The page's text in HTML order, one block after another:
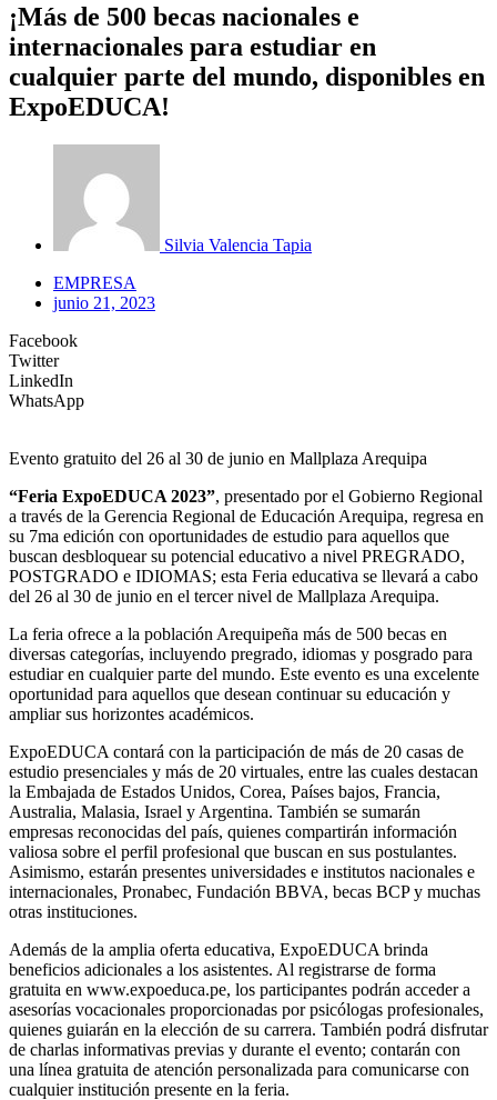
¡Más de 500 becas nacionales e
internacionales para estudiar en
cualquier parte del mundo, disponibles en
ExpoEDUCA!
Silvia Valencia Tapia
EMPRESA
junio 21, 2023
Facebook
Twitter
LinkedIn
WhatsApp
Evento gratuito del 26 al 30 de junio en Mallplaza Arequipa
“Feria ExpoEDUCA 2023”, presentado por el Gobierno Regional
a través de la Gerencia Regional de Educación Arequipa, regresa en
su 7ma edición con oportunidades de estudio para aquellos que
buscan desbloquear su potencial educativo a nivel PREGRADO,
POSTGRADO e IDIOMAS; esta Feria educativa se llevará a cabo
del 26 al 30 de junio en el tercer nivel de Mallplaza Arequipa.
La feria ofrece a la población Arequipeña más de 500 becas en
diversas categorías, incluyendo pregrado, idiomas y posgrado para
estudiar en cualquier parte del mundo. Este evento es una excelente
oportunidad para aquellos que desean continuar su educación y
ampliar sus horizontes académicos.
ExpoEDUCA contará con la participación de más de 20 casas de
estudio presenciales y más de 20 virtuales, entre las cuales destacan
la Embajada de Estados Unidos, Corea, Países bajos, Francia,
Australia, Malasia, Israel y Argentina. También se sumarán
empresas reconocidas del país, quienes compartirán información
valiosa sobre el perfil profesional que buscan en sus postulantes.
Asimismo, estarán presentes universidades e institutos nacionales e
internacionales, Pronabec, Fundación BBVA, becas BCP y muchas
otras instituciones.
Además de la amplia oferta educativa, ExpoEDUCA brinda
beneficios adicionales a los asistentes. Al registrarse de forma
gratuita en www.expoeduca.pe, los participantes podrán acceder a
asesorías vocacionales proporcionadas por psicólogas profesionales,
quienes guiarán en la elección de su carrera. También podrá disfrutar
de charlas informativas previas y durante el evento; contarán con
una línea gratuita de atención personalizada para comunicarse con
cualquier institución presente en la feria.